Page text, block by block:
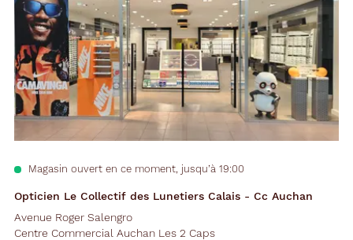
Opticien Le Collectif des Lunetiers Calais - Cc Auchan
Magasin ouvert en ce moment, jusqu’à 19:00
Avenue Roger Salengro
Centre Commercial Auchan Les 2 Caps